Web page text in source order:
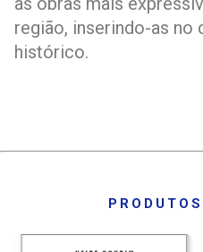
região, inserindo-as
histórico.